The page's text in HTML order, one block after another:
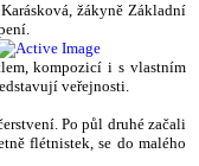
žákyně Základní
kompozicí i s vlastním
veřejnosti.
Po půl druhé začali
flétnistek, se do malého